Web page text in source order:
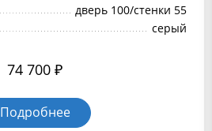
дверь 100/стенки 55
серый
74 700 ₽
Подробнее